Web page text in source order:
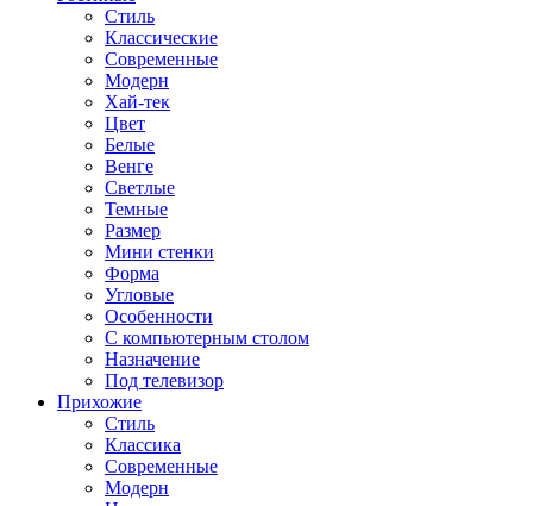
Стиль
Классические
Современные
Модерн
Хай-тек
Цвет
Белые
Венге
Светлые
Темные
Размер
Мини стенки
Форма
Угловые
Особенности
С компьютерным столом
Назначение
Под телевизор
Прихожие
Стиль
Классика
Современные
Модерн